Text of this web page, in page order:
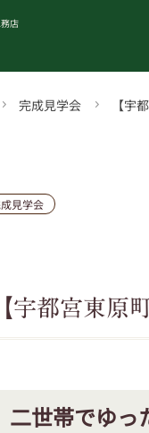
店
完成見学会 【宇
見学会
【宇都宮東原
二世帯でゆっ